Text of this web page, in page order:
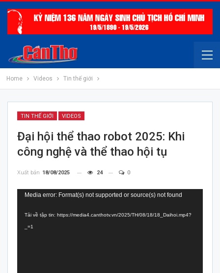
Home Videos Tin thế giới
TIN THẾ GIỚI VIDEOS
Đại hội thể thao robot 2025: Khi
công nghệ và thể thao hội tụ
Xuất bản 18/08/2025 24 0
Trình
Video
Media error: Format(s) not supported or source(s) not found
Tải về tập tin: https://media4.canthotv.vn/2025/TH/08/18/18_Daihoi.mp4?
_=1